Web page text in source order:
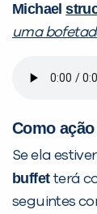
Michael
uma
Como ação
Se ela
buffet terá
seguintes